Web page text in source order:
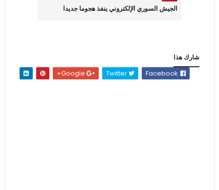
الجيش السوري الإلكتروني ينفذ هجوما جديدا
شارك هذا
Twitter